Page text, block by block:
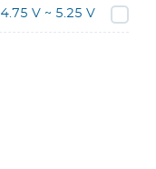
4.75 V ~ 5.25 V